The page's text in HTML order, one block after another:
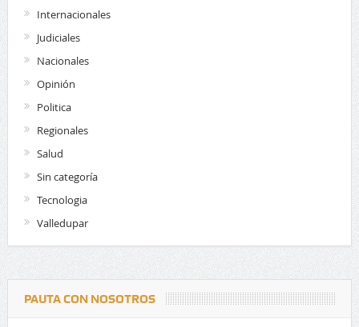
Internacionales
Judiciales
Nacionales
Opinión
Politica
Regionales
Salud
Sin categoría
Tecnologia
Valledupar
PAUTA CON NOSOTROS